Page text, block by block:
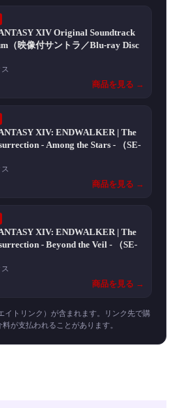
XIV Original Soundtrack
（映像付サントラ／Blu-ray Disc
商品を見る →
XIV: ENDWALKER | The
- Among the Stars - （SE-
商品を見る →
XIV: ENDWALKER | The
- Beyond the Veil - （SE-
商品を見る →
トリンク）が含まれます。リンク先で購
が支払われることがあります。